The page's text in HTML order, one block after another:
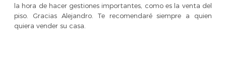
la hora de hacer gestiones importantes, como es la venta del
piso. Gracias Alejandro. Te recomendaré siempre a quien
quiera vender su casa.